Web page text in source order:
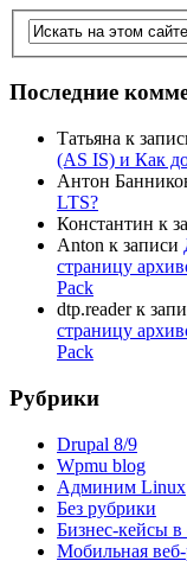
Последние
Татьяна к
(AS IS) и Как
Антон
LTS?
Константин к
Anton к записи
страницу
Pack
dtp.readerк
страницу
Pack
Рубрики
Drupal 8/9
Wpmu blog
Админим Linux
Без рубрики
Бизнес-кейсы
Мобильная веб-